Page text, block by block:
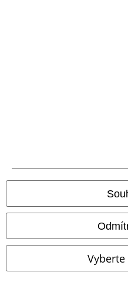
Stáhněte si novou EMP
funkce
A Warner